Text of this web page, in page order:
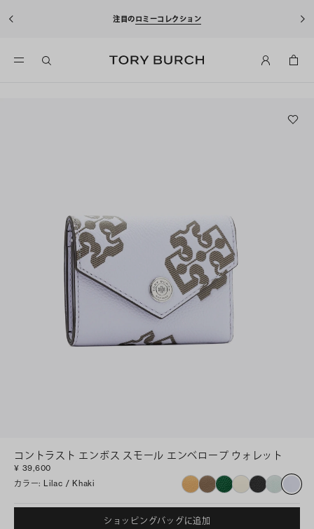
注目のロミーコレクション
コントラスト エンボス スモール エンベロープ ウォレット
¥ 39,600
カラー: Lilac / Khaki
ショッピングバッグに追加